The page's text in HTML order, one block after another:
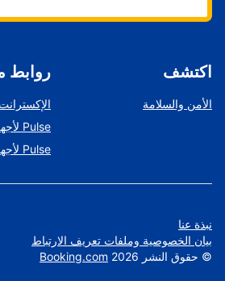
اكتشف
الأمن والسلامة
روابط
الإكسترانت
Pulse لأجهزة Android
Pulse لأجهزة iOS
نبذة عنا
بيان الخصوصية وملفات تعريف الارتباط
© حقوق النشر Booking.com 2026